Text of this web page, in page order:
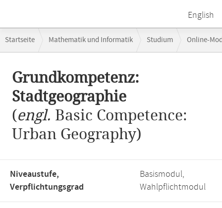
English
Navigation
Startseite Mathematik und Informatik Studium Online-
Grundkompetenz:
Stadtgeographie
(engl. Basic Competence:
Urban Geography)
Niveaustufe,
Verpflichtungsgrad
Basismodul,
Wahlpflichtmodul